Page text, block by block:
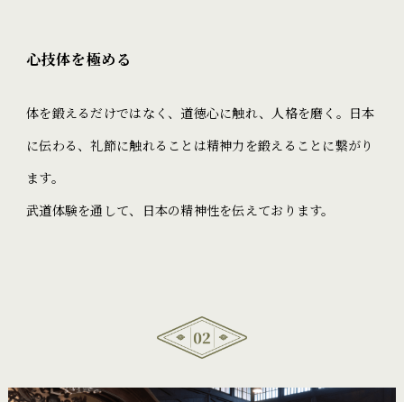
心技体を極める
体を鍛えるだけではなく、道徳心に触れ、人格を磨く。日本
に伝わる、礼節に触れることは精神力を鍛えることに繋がり
ます。
武道体験を通して、日本の精神性を伝えております。